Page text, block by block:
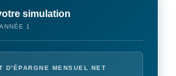
simulation
1
D'ÉPARGNE MENSUEL NET